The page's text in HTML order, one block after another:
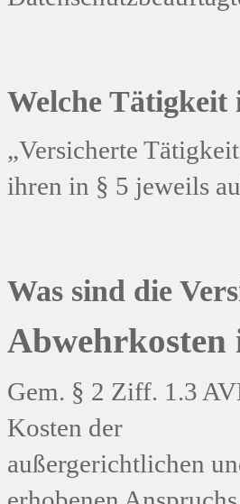
Welche Tätigkeit
„Versicherte
ihren in § 5 jeweils
Was sind die
Abwehrkosten
Gem. § 2 Ziff. 1.3
Kosten der
außergerichtlichen